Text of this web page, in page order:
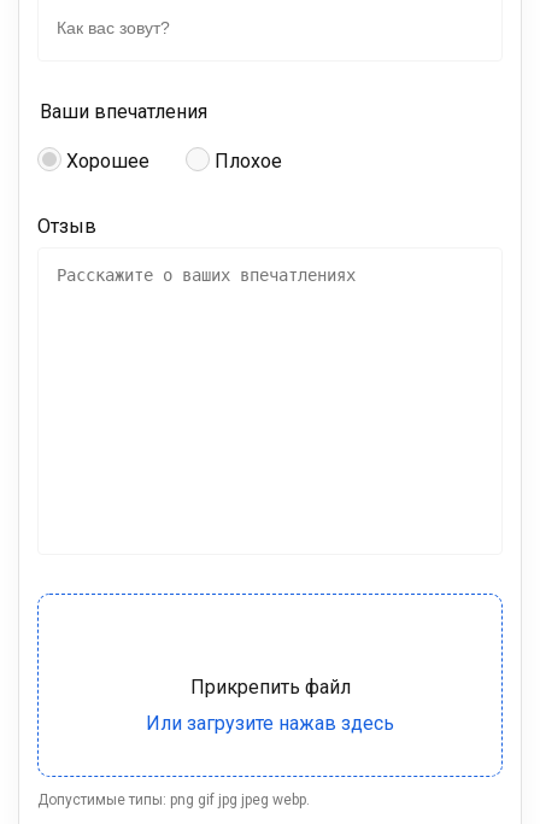
Ваши впечатления
Хорошее Плохое
Отзыв
Допустимые типы: png gif jpg jpeg webp.